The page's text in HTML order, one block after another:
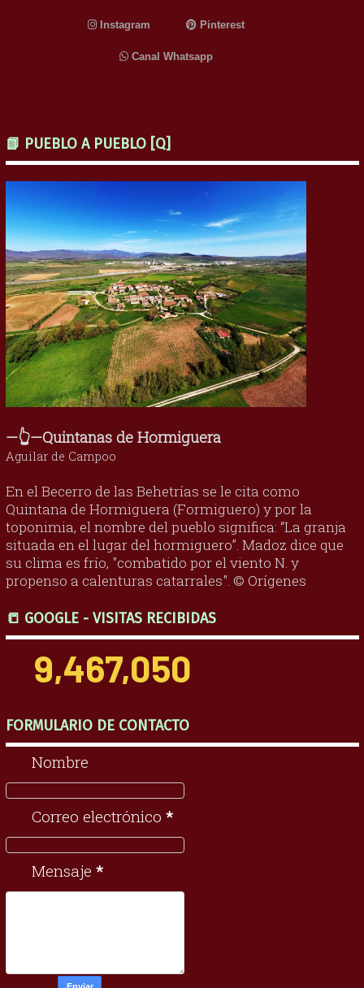
Instagram Pinterest
Canal Whatsapp
📗 PUEBLO A PUEBLO [Q]
—👆—Quintanas de Hormiguera
Aguilar de Campoo
En el Becerro de las Behetrías se le cita como
Quintana de Hormiguera (Formiguero) y por la
toponimia, el nombre del pueblo significa: “La granja
situada en el lugar del hormiguero”. Madoz dice que
su clima es frío, "combatido por el viento N. y
propenso a calenturas catarrales". © Orígenes
📒 GOOGLE - VISITAS RECIBIDAS
9,467,050
FORMULARIO DE CONTACTO
Nombre
Correo electrónico *
Mensaje *